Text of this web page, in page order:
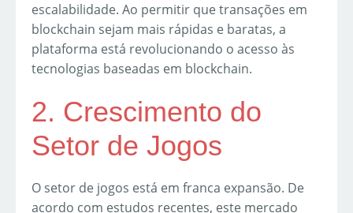
escalabilidade. Ao permitir que transações em
blockchain sejam mais rápidas e baratas, a
plataforma está revolucionando o acesso às
tecnologias baseadas em blockchain.
2. Crescimento do
Setor de Jogos
O setor de jogos está em franca expansão. De
acordo com estudos recentes, este mercado